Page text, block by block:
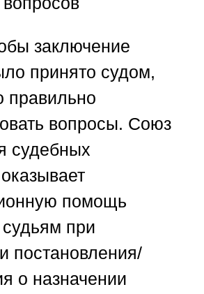
заключение
принято судом,
правильно
вопросы. Союз
судебных
оказывает
помощь
при
постановления/
о назначении